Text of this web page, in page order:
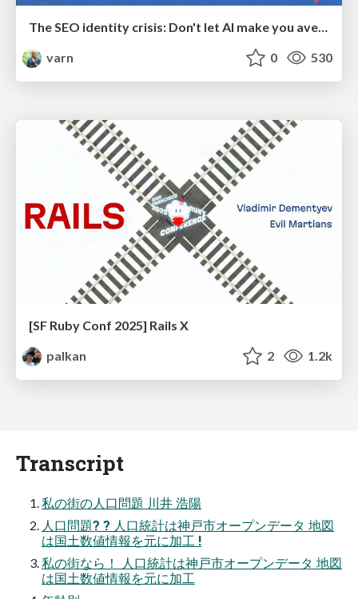
The SEO identity crisis: Don't let AI make you average
varn
0 530
[SF Ruby Conf 2025] Rails X
palkan
2 1.2k
Transcript
私の街の人口問題 川井 浩陽
人口問題? ? 人口統計は神戸市オープンデータ 地図
は国土数値情報を元に加工 !
私の街なら！ 人口統計は神戸市オープンデータ 地図
は国土数値情報を元に加工